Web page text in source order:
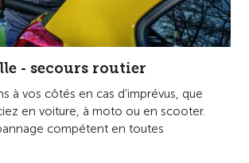
- secours routier
à vos côtés en cas d’imprévus, que
en voiture, à moto ou en scooter.
compétent en toutes